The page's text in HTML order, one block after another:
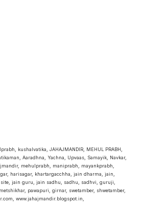
kushalvatika, JAHAJMANDIR, MEHUL PRABH,
Aaradhna, Yachna, Upvaas, Samayik, Navkar,
mehulprabh, maniprabh, mayankprabh,
harisagar, khartargacchha, jain dharma, jain,
jain guru, jain sadhu, sadhu, sadhvi, guruji,
pawapuri, girnar, swetamber, shwetamber,
www.jahajmandir.blogspot.in,